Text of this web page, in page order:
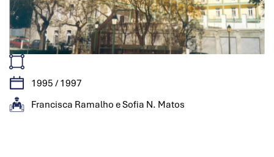
1995 / 1997
Francisca Ramalho e Sofia N. Matos